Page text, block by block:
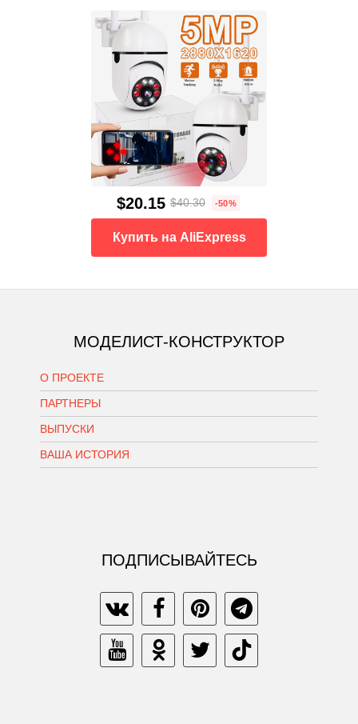
$20.15 $40.30 -50%
Купить на AliExpress
МОДЕЛИСТ-КОНСТРУКТОР
О ПРОЕКТЕ
ПАРТНЕРЫ
ВЫПУСКИ
ВАША ИСТОРИЯ
ПОДПИСЫВАЙТЕСЬ